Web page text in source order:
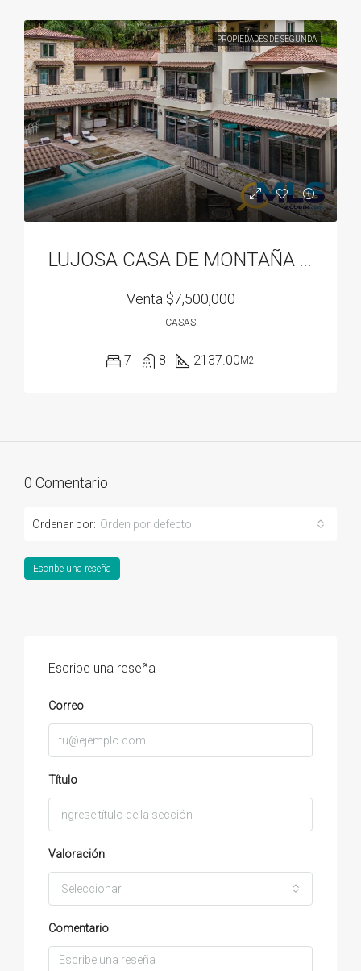
PROPIEDADES DE SEGUNDA
LUJOSA CASA DE MONTAÑA EN VALLE ESCONDIDO EN BOQUETE, PANAMA
Venta $7,500,000
CASAS
7 8 2137.00M2
0 Comentario
Ordenar por: Orden por defecto
Escribe una reseña
Escribe una reseña
Correo
Título
Valoración
Seleccionar
Comentario